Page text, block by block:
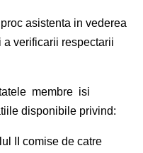
asistenta in vederea
verificarii respectarii
membre isi
disponibile privind:
II comise de catre